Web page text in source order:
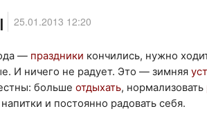
25.01.2013 12:20
— праздники кончились, нужно
И ничего не радует. Это — зимняя
больше отдыхать, нормализовать
напитки и постоянно радовать себя.